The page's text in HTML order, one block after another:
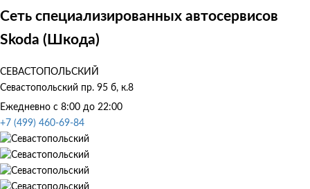
Сеть специализированных автосервисов
Skoda (Шкода)
СЕВАСТОПОЛЬСКИЙ
Севастопольский пр. 95 б, к.8
Ежедневно с 8:00 до 22:00
+7 (499) 460-69-84